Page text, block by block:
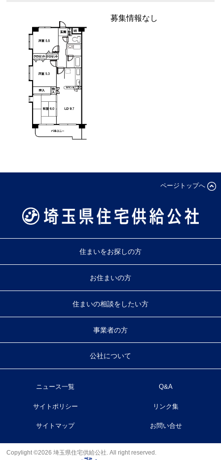
募集情報なし
ページトップへ
住まいをお探しの方
お住まいの方
住まいの相談をしたい方
事業者の方
公社について
ニュース一覧 Q&A
サイトポリシー リンク集
サイトマップ お問い合せ
Copylight ©2026 埼玉県住宅供給公社. All right reserved.